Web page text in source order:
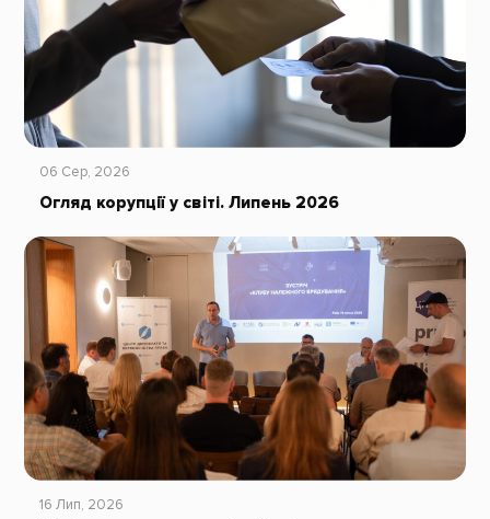
06 Сер, 2026
Огляд корупції у світі. Липень 2026
16 Лип, 2026